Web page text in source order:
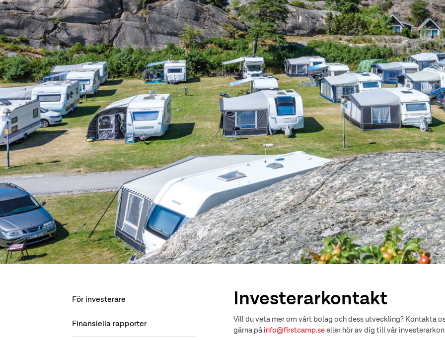
För investerare
Finansiella rapporter
Investerarkontakt
Vill du veta mer om vårt bolag och dess utveckling? Kontakta
gärna på info@firstcamp.se eller hör av dig till vår